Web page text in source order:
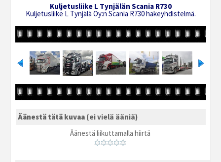
Kuljetusliike L Tynjälän Scania R730
Kuljetusliike L Tynjälä Oy:n Scania R730 hakeyhdistelmä.
Äänestä tätä kuvaa (ei vielä ääniä)
Äänestä liikuttamalla hiirtä